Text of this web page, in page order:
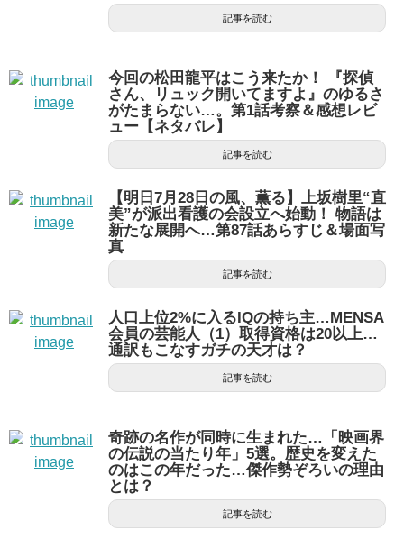
記事を読む
今回の松田龍平はこう来たか！ 『探偵
さん、リュック開いてますよ』のゆるさ
がたまらない…。第1話考察＆感想レビ
ュー【ネタバレ】
記事を読む
【明日7月28日の風、薫る】上坂樹里“直
美”が派出看護の会設立へ始動！ 物語は
新たな展開へ…第87話あらすじ＆場面写
真
記事を読む
人口上位2%に入るIQの持ち主…MENSA
会員の芸能人（1）取得資格は20以上…
通訳もこなすガチの天才は？
記事を読む
奇跡の名作が同時に生まれた…「映画界
の伝説の当たり年」5選。歴史を変えた
のはこの年だった…傑作勢ぞろいの理由
とは？
記事を読む